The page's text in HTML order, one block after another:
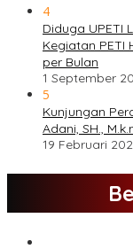
4
Diduga UPETI
Kegiatan PETI
per Bulan
1 September
5
Kunjungan
Adani, SH.,
19 Februari